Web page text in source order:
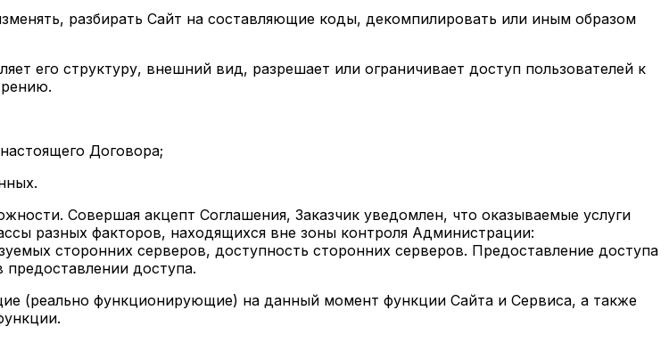
разбирать Сайт на составляющие коды, декомпилировать или иным образом
его структуру, внешний вид, разрешает или ограничивает доступ пользователей к
Договора;
Совершая акцепт Соглашения, Заказчик уведомлен, что оказываемые услуги
разных факторов, находящихся вне зоны контроля Администрации:
сторонних серверов, доступность сторонних серверов. Предоставление доступа
доступа.
(реально функционирующие) на данный момент функции Сайта и Сервиса, а также